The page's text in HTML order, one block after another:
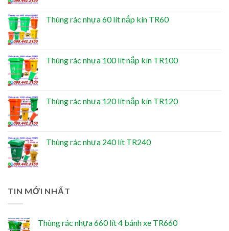
Thùng rác nhựa 60 lít nắp kín TR60
Thùng rác nhựa 100 lít nắp kín TR100
Thùng rác nhựa 120 lít nắp kín TR120
Thùng rác nhựa 240 lít TR240
TIN MỚI NHẤT
Thùng rác nhựa 660 lít 4 bánh xe TR660